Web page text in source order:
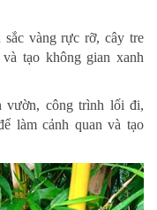
vàng rực rỡ, cây tre
tạo không gian xanh
vườn, công trình lối đi,
làm cảnh quan và tạo